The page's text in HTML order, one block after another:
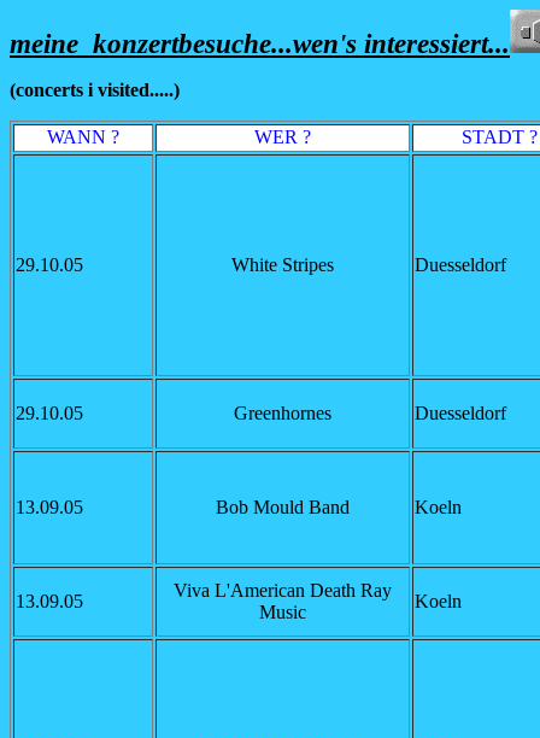
meine konzertbesuche...wen's interessiert...
(concerts i visited.....)
WANN ? WER ? STADT ?
29.10.05 White Stripes Duesseldorf
29.10.05 Greenhornes Duesseldorf
13.09.05 Bob Mould Band Koeln
13.09.05
Viva L'American Death Ray
Music
Koeln